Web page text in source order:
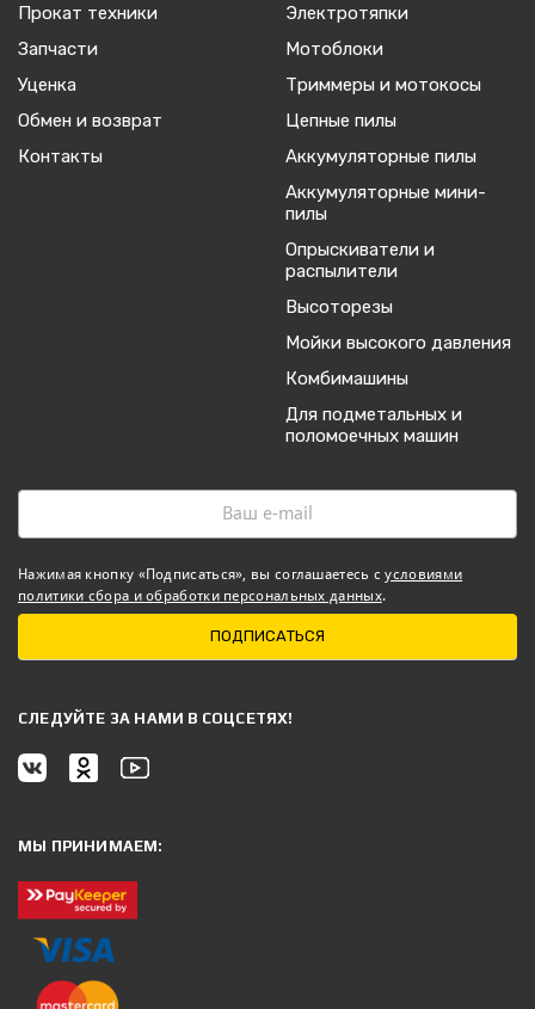
Прокат техники
Запчасти
Уценка
Обмен и возврат
Контакты
Электротяпки
Мотоблоки
Триммеры и мотокосы
Цепные пилы
Аккумуляторные пилы
Аккумуляторные мини-
пилы
Опрыскиватели и
распылители
Высоторезы
Мойки высокого давления
Комбимашины
Для подметальных и
поломоечных машин
Нажимая кнопку «Подписаться», вы соглашаетесь сусловиями
политики сбора и обработки персональных данных.
ПОДПИСАТЬСЯ
CЛЕДУЙТЕ ЗА НАМИ В СОЦСЕТЯХ!
МЫ ПРИНИМАЕМ: